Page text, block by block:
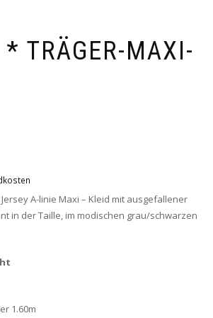
TRÄGER-MAXI-
A-linie Maxi – Kleid mit ausgefallener
in der Taille, im modischen grau/schwarzen
1.60m